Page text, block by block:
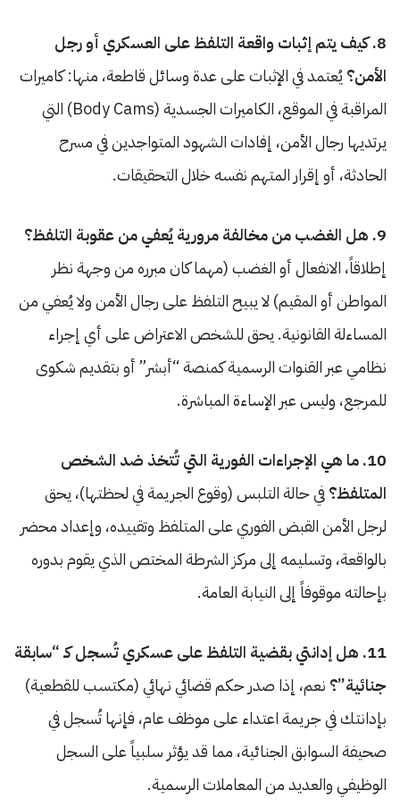
8. كيف يتم إثبات واقعة التلفظ على العسكري أو رجل
الأمن؟ يُعتمد في الإثبات على عدة وسائل قاطعة، منها: كاميرات
المراقبة في الموقع، الكاميرات الجسدية (Body Cams) التي
يرتديها رجال الأمن، إفادات الشهود المتواجدين في مسرح
الحادثة، أو إقرار المتهم نفسه خلال التحقيقات.
9. هل الغضب من مخالفة مرورية يُعفي من عقوبة التلفظ؟
إطلاقاً، الانفعال أو الغضب (مهما كان مبرره من وجهة نظر
المواطن أو المقيم) لا يبيح التلفظ على رجال الأمن ولا يُعفي من
المساءلة القانونية. يحق للشخص الاعتراض على أي إجراء
نظامي عبر القنوات الرسمية كمنصة “أبشر” أو بتقديم شكوى
للمرجع، وليس عبر الإساءة المباشرة.
10. ما هي الإجراءات الفورية التي تُتخذ ضد الشخص
المتلفظ؟في حالة التلبس (وقوع الجريمة في لحظتها)، يحق
لرجل الأمن القبض الفوري على المتلفظ وتقييده، وإعداد محضر
بالواقعة، وتسليمه إلى مركز الشرطة المختص الذي يقوم بدوره
بإحالته موقوفاً إلى النيابة العامة.
11. هل إدانتي بقضية التلفظ على عسكري تُسجل كـ “سابقة
جنائية”؟ نعم، إذا صدر حكم قضائي نهائي (مكتسب للقطعية)
بإدانتك في جريمة اعتداء على موظف عام، فإنها تُسجل في
صحيفة السوابق الجنائية، مما قد يؤثر سلبياً على السجل
الوظيفي والعديد من المعاملات الرسمية.